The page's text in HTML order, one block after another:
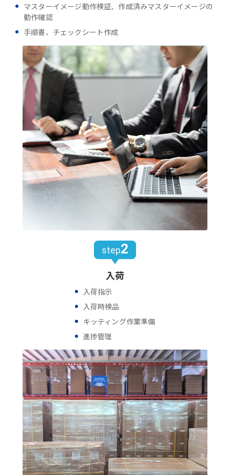
マスターイメージ動作検証、作成済みマスターイメージの
動作確認
手順書、チェックシート作成
step2
入荷
入荷指示
入荷時検品
キッティング作業準備
進捗管理